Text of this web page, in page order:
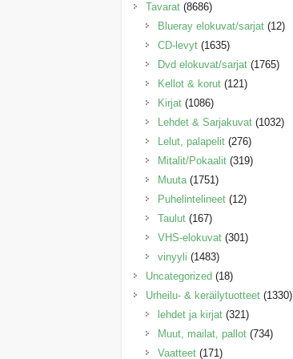
Tavarat (8686)
Blueray elokuvat/sarjat (12)
CD-levyt (1635)
Dvd elokuvat/sarjat (1765)
Kellot & korut (121)
Kirjat (1086)
Lehdet & Sarjakuvat (1032)
Lelut, palapelit (276)
Mitalit/Pokaalit (319)
Muuta (1751)
Puhelintelineet (12)
Taulut (167)
VHS-elokuvat (301)
vinyyli (1483)
Uncategorized (18)
Urheilu- & keräilytuotteet (1330)
lehdet ja kirjat (321)
Muut, mailat, pallot (734)
Vaatteet (171)